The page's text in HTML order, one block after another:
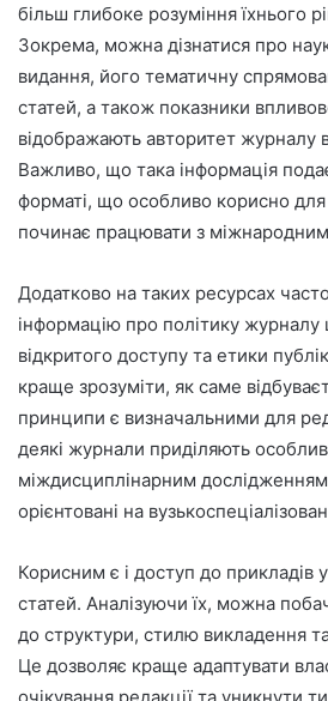
більш глибоке розуміння їхнього
Зокрема, можна дізнатися про
видання, його тематичну
статей, а також показники
відображають авторитет журналу в
Важливо, що така інформація
форматі, що особливо корисно
починає працювати з
Додатково на таких ресурсах
інформацію про політику
відкритого доступу та етики
краще зрозуміти, як саме
принципи є визначальними для
деякі журнали приділяють
міждисциплінарним дослідженням,
орієнтовані на
Корисним є і доступ до прикладів
статей. Аналізуючи їх, можна
до структури, стилю викладення
Це дозволяє краще адаптувати